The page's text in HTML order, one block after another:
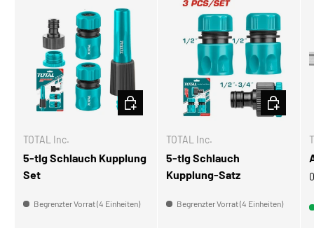
TOTAL Inc.
5-tlg Schlauch Kupplung
Set
Begrenzter Vorrat (4 Einheiten)
IN DEN WARENKORB
TOTAL Inc.
5-tlg Schlauch
Kupplung-Satz
Begrenzter Vorrat (4 Einheiten)
IN DEN